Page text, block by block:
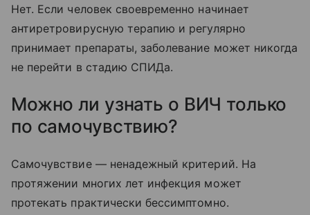
Нет. Если человек своевременно начинает
антиретровирусную терапию и регулярно
принимает препараты, заболевание может никогда
не перейти в стадию СПИДа.
Можно ли узнать о ВИЧ только
по самочувствию?
Самочувствие — ненадежный критерий. На
протяжении многих лет инфекция может
протекать практически бессимптомно.